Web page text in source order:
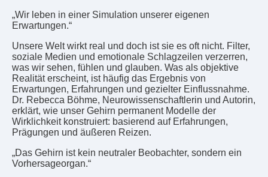
„Wir leben in einer Simulation unserer eigenen
Erwartungen.“
Unsere Welt wirkt real und doch ist sie es oft nicht. Filter,
soziale Medien und emotionale Schlagzeilen verzerren,
was wir sehen, fühlen und glauben. Was als objektive
Realität erscheint, ist häufig das Ergebnis von
Erwartungen, Erfahrungen und gezielter Einflussnahme.
Dr. Rebecca Böhme, Neurowissenschaftlerin und Autorin,
erklärt, wie unser Gehirn permanent Modelle der
Wirklichkeit konstruiert: basierend auf Erfahrungen,
Prägungen und äußeren Reizen.
„Das Gehirn ist kein neutraler Beobachter, sondern ein
Vorhersageorgan.“